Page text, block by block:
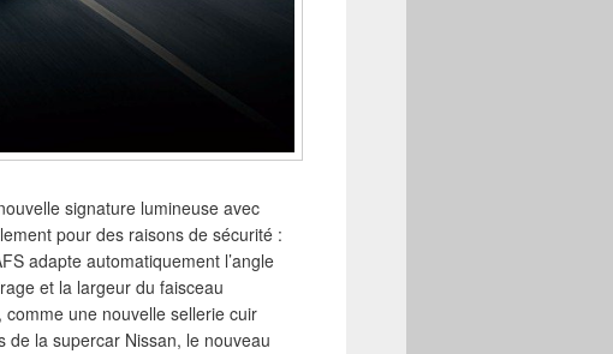
signature lumineuse avec
pour des raisons de sécurité :
adapte automatiquement l’angle
et la largeur du faisceau
une nouvelle sellerie cuir
la supercar Nissan, le nouveau